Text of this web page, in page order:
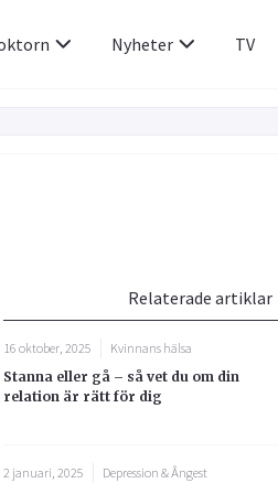
Rökavvänjning
Rörelseapparaten
Nyheter TV
Relaterade artiklar
16 oktober, 2025
Kvinnans hälsa
Stanna eller gå – så vet du om din
relation är rätt för dig
2 januari, 2025
Depression & Ångest